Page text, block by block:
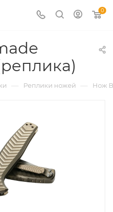
0
— Реплики ножей — Нож